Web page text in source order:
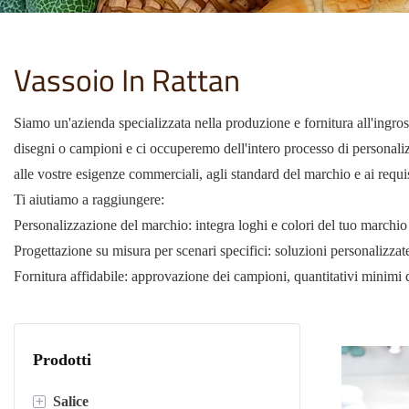
Vassoio In Rattan
Siamo un'azienda specializzata nella produzione e fornitura
disegni o campioni e ci occuperemo dell'intero processo di
alle vostre esigenze commerciali, agli standard del marchio e ai
Ti aiutiamo a raggiungere:
Personalizzazione del marchio: integra loghi e colori del tuo
Progettazione su misura per scenari specifici: soluzioni
Fornitura affidabile: approvazione dei campioni, quantitativi minimi
Prodotti
+ Salice